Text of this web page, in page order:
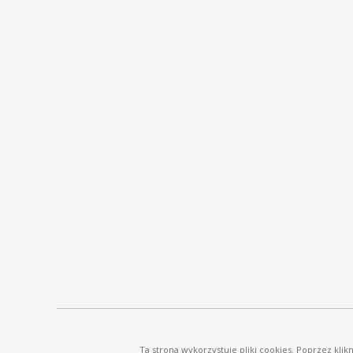
Ta strona wykorzystuje pliki cookies. Poprzez